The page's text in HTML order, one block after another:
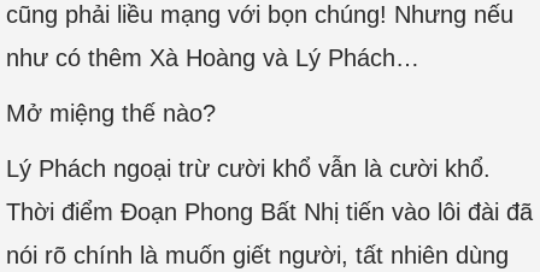
cũng phải liều mạng với bọn chúng! Nhưng nếu
như có thêm Xà Hoàng và Lý Phách…
Mở miệng thế nào?
Lý Phách ngoại trừ cười khổ vẫn là cười khổ.
Thời điểm Đoạn Phong Bất Nhị tiến vào lôi đài đã
nói rõ chính là muốn giết người, tất nhiên dùng